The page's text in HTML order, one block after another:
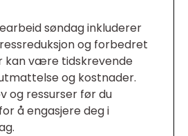
søndag inkluderer
og forbedret
kan være tidskrevende
og kostnader.
og ressurser før du
å engasjere deg i